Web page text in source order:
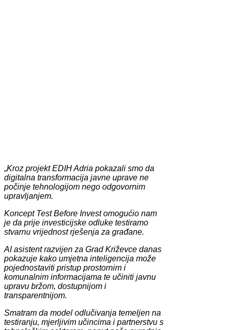
„Kroz projekt EDIH Adria pokazali smo da
digitalna transformacija javne uprave ne
počinje tehnologijom nego odgovornim
upravljanjem.
Koncept Test Before Invest omogućio nam
je da prije investicijske odluke testiramo
stvarnu vrijednost rješenja za građane.
AI asistent razvijen za Grad Križevce danas
pokazuje kako umjetna inteligencija može
pojednostaviti pristup prostornim i
komunalnim informacijama te učiniti javnu
upravu bržom, dostupnijom i
transparentnijom.
Smatram da model odlučivanja temeljen na
testiranju, mjerljivim učincima i partnerstvu s